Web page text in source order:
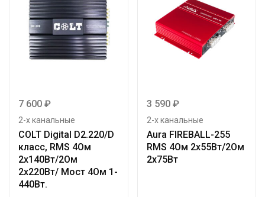
7 600 ₽
2-х канальные
COLT Digital D2.220/D
класс, RMS 4Ом
2х140Вт/2Ом
2х220Вт/ Мост 4Ом 1-
440Вт.
3 590 ₽
2-х канальные
Aura FIREBALL-255
RMS 4Ом 2х55Вт/2Ом
2х75Вт